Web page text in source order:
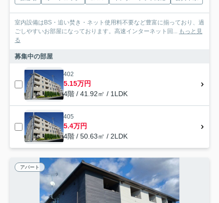
室内設備はBS・追い焚き・ネット使用料不要など豊富に揃っており、過
ごしやすいお部屋になっております。高速インターネット回... もっと見
る
募集中の部屋
402
5.15万円
4階 / 41.92㎡ / 1LDK
405
5.4万円
4階 / 50.63㎡ / 2LDK
アパート